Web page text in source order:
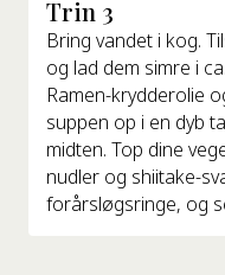
Trin 3
Bring vandet i kog.
og lad dem simre i
Ramen-krydderolie
suppen op i en dyb
midten. Top dine
nudler og shiitake-
forårsløgsringe, og